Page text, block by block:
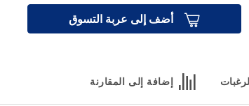
أضف إلى عربة التسوق
إضافة إلى المقارنة